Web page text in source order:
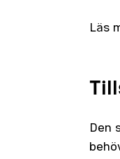
Läs
Den